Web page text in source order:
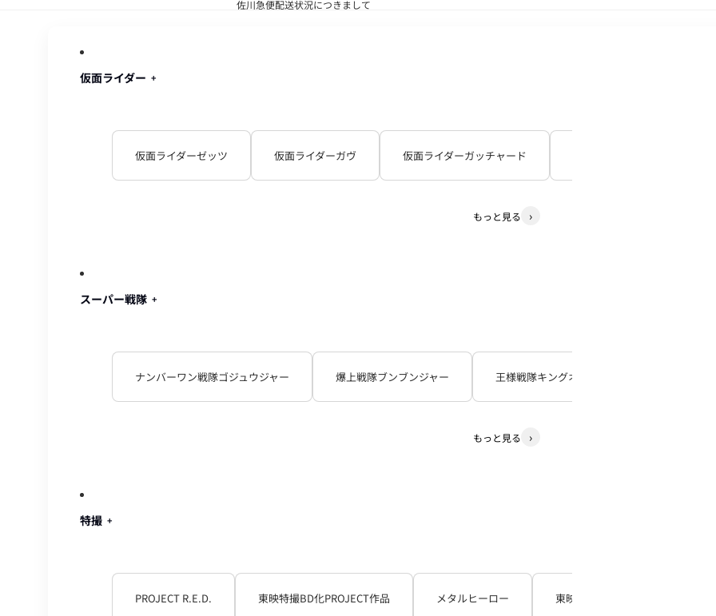
佐川急便配送状況につきまして
佐川急便配送状況につきまして
仮面ライダー
仮面ライダーゼッツ 仮面ライダーガヴ 仮面ライダーガッチャード
もっと見る
スーパー戦隊
ナンバーワン戦隊ゴジュウジャー 爆上戦隊ブンブンジャー 王様戦隊キングオージャー
もっと見る
特撮
PROJECT R.E.D. 東映特撮BD化PROJECT作品 メタルヒーロー 東映TV特撮シリーズ